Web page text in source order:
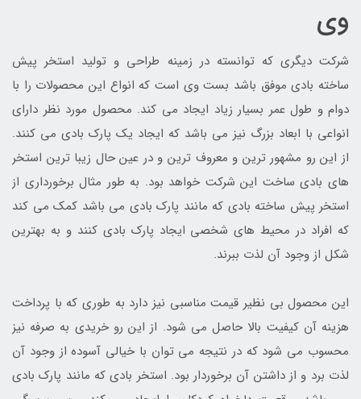
وی
شرکت دیگری که توانسته در زمینه طراحی و تولید استخر پیش
ساخته بادی موفق باشد بست وی است که انواع این محصولات را با
دوام و طول عمر بسیار زیاد ایجاد می کند. محصول مورد نظر دارای
انواعی با ابعاد بزرگ نیز می باشد که ایجاد یک پارک بادی می کنند.
از این رو مشهور ترین و معروف ترین و در عین حال زیبا ترین استخر
های بادی ساخت این شرکت خواهد بود. به طور مثال برخورداری از
استخر پیش ساخته بادی که مانند پارک بادی می باشد کمک می کند
که افراد در محیط های شخصی ایجاد پارک بادی کنند و به بهترین
شکل از وجود آن لذت ببرند.
این محصول بی نظیر قیمت مناسبی نیز دارد به طوری که با پرداخت
هزینه آن کیفیت بالا حاصل می شود. از این رو خریدی به صرفه نیز
محسوب می شود که در نتیجه می توان با خیالی آسوده از وجود آن
لذت برد و از داشتن آن برخوردار بود. استخر بادی که مانند پارک بادی